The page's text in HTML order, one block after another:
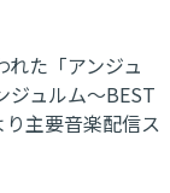
た「アンジュ
ジュルム～BEST
主要音楽配信ス